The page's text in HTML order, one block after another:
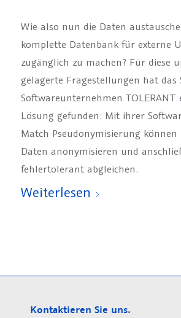
Wie also nun die Daten
komplette Datenbank für externe
zugänglich zu machen? Für diese
gelagerte Fragestellungen hat
Softwareunternehmen TOLERANT
Lösung gefunden: Mit ihrer
Match Pseudonymisierung
Daten anonymisieren und
fehlertolerant abgleichen.
Weiterlesen
Kontaktieren Sie uns.